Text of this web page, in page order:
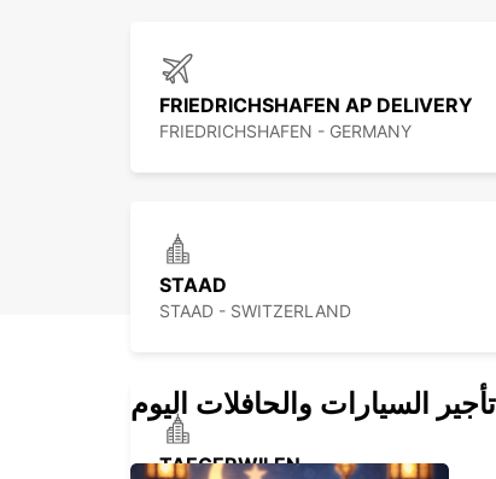
FRIEDRICHSHAFEN AP DELIVERY
FRIEDRICHSHAFEN - GERMANY
STAAD
STAAD - SWITZERLAND
TAEGERWILEN